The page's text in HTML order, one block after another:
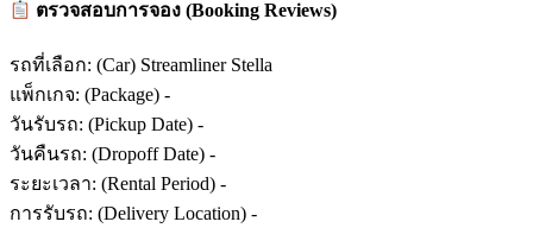
ตรวจสอบการจอง (Booking Reviews)
รถที่เลือก: (Car) Streamliner Stella
แพ็กเกจ: (Package) -
วันรับรถ: (Pickup Date) -
วันคืนรถ: (Dropoff Date) -
ระยะเวลา: (Rental Period) -
การรับรถ: (Delivery Location) -